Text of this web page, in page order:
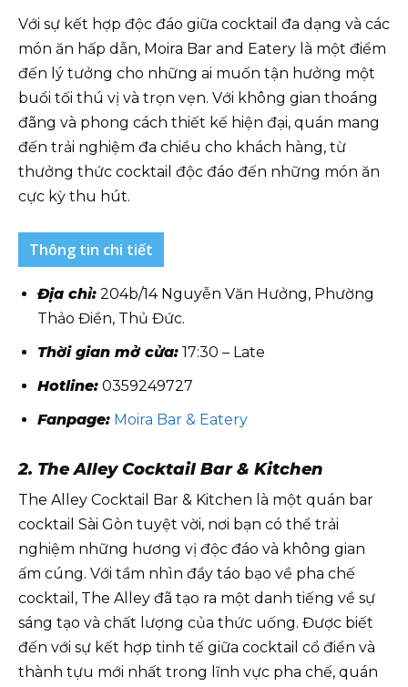
Với sự kết hợp độc đáo giữa cocktail đa dạng và các
món ăn hấp dẫn, Moira Bar and Eatery là một điểm
đến lý tưởng cho những ai muốn tận hưởng một
buổi tối thú vị và trọn vẹn. Với không gian thoáng
đãng và phong cách thiết kế hiện đại, quán mang
đến trải nghiệm đa chiều cho khách hàng, từ
thưởng thức cocktail độc đáo đến những món ăn
cực kỳ thu hút.
Thông tin chi tiết
Địa chỉ: 204b/14 Nguyễn Văn Hưởng, Phường
Thảo Điền, Thủ Đức.
Thời gian mở cửa: 17:30 – Late
Hotline: 0359249727
Fanpage: Moira Bar & Eatery
2. The Alley Cocktail Bar & Kitchen
The Alley Cocktail Bar & Kitchen là một quán bar
cocktail Sài Gòn tuyệt vời, nơi bạn có thể trải
nghiệm những hương vị độc đáo và không gian
ấm cúng. Với tầm nhìn đầy táo bạo về pha chế
cocktail, The Alley đã tạo ra một danh tiếng về sự
sáng tạo và chất lượng của thức uống. Được biết
đến với sự kết hợp tinh tế giữa cocktail cổ điển và
thành tựu mới nhất trong lĩnh vực pha chế, quán